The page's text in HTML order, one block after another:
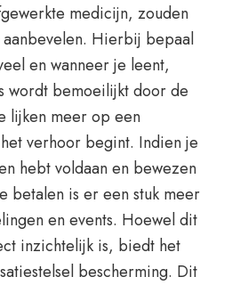
medicijn, zouden
Hierbij bepaal
en wanneer je leent,
wordt bemoeilijkt door de
lijken meer op een
verhoor begint. Indien je
hebt voldaan en bewezen
betalen is er een stuk meer
en events. Hoewel dit
inzichtelijk is, biedt het
bescherming. Dit